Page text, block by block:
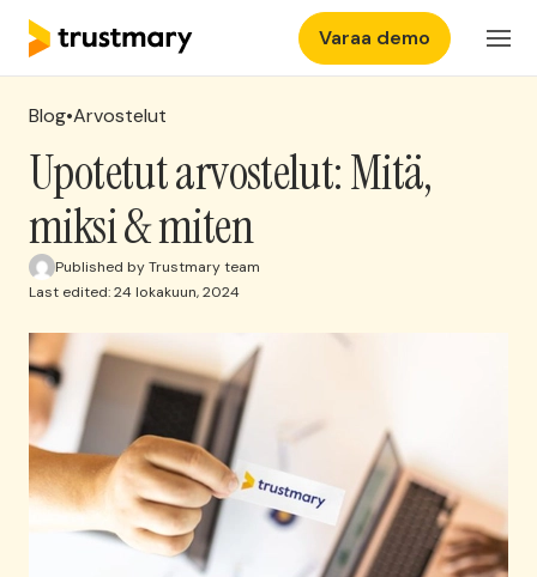
Ominaisuudet
Hinnasto
Kirjaudu
Varaa demo
Blog•Arvostelut
Upotetut arvostelut: Mitä,
miksi & miten
Published by Trustmary team
Last edited: 24 lokakuun, 2024